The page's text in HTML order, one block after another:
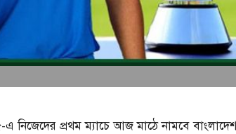
এ নিজেদের প্রথম ম্যাচে আজ মাঠে নামবে